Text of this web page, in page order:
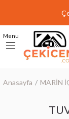
Menu
Anasayfa MARİN